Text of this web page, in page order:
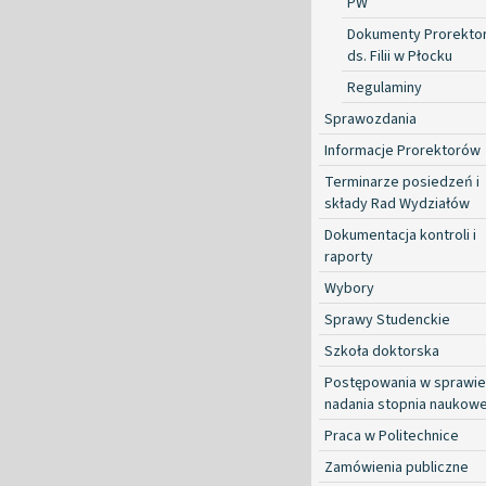
Dokumenty
ds. Filii w Płocku
Regulaminy
Sprawozdania
Informacje Prorektorów
Terminarze posiedzeń i
składy Rad Wydziałów
Dokumentacja kontroli i
raporty
Wybory
Sprawy Studenckie
Szkoła doktorska
Postępowania w sprawie
nadania stopnia
Praca w Politechnice
Zamówienia publiczne